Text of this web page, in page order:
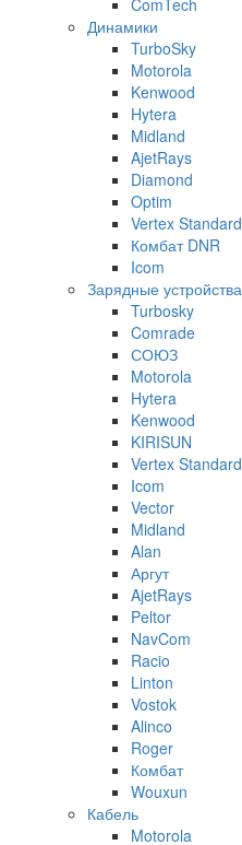
Динамики
TurboSky
Motorola
Kenwood
Hytera
Midland
AjetRays
Diamond
Optim
Vertex Standard
Комбат DNR
Icom
Зарядные устройства
Turbosky
Comrade
СОЮЗ
Motorola
Hytera
Kenwood
KIRISUN
Vertex Standard
Icom
Vector
Midland
Alan
Аргут
AjetRays
Peltor
NavCom
Racio
Linton
Vostok
Alinco
Roger
Комбат
Wouxun
Кабель
Motorola